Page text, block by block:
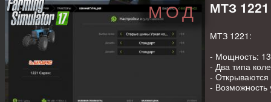
-
- Анимация
- Реверсивное
-
-
- Пачкается,
- IC
- Анимация
- Анимация
-
конфигурации:
- Стандарт;
- С фарами.
МОД МТЗ
МТЗ 1221:
- Мощность:
- Два типа
- Открываются
- Возможность